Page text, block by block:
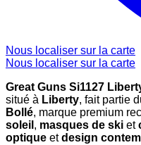
Nous localiser sur la carte
Nous localiser sur la carte
Great Guns Si1127
situé à Liberty, fait partie
Bollé, marque premium
soleil , masques de ski et
optique etdesign